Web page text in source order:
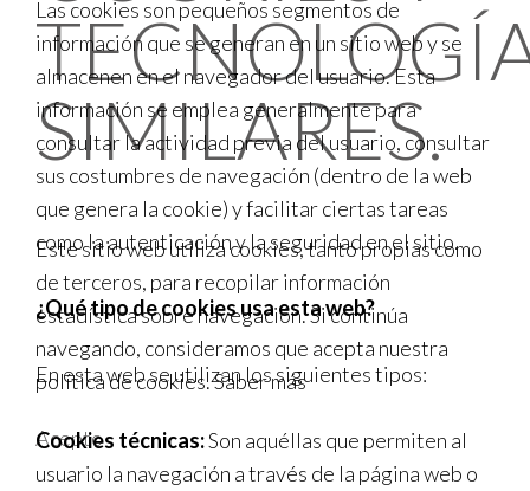
SIMILARES.
Este sitio web utiliza cookies, tanto propias como
de terceros, para recopilar información
estadística sobre navegación. Si continúa
navegando, consideramos que acepta nuestra
política de cookies.Saber más
Acepto
Las cookies son pequeños segmentos de
información que se generan en un sitio web y se
almacenen en el navegador del usuario. Esta
información se emplea generalmente para
consultar la actividad previa del usuario, consultar
sus costumbres de navegación (dentro de la web
que genera la cookie) y facilitar ciertas tareas
como la autenticación y la seguridad en el sitio.
¿Qué tipo de cookies usa esta web?
En esta web se utilizan los siguientes tipos:
Cookies técnicas:Son aquéllas que permiten al
usuario la navegación a través de la página web o